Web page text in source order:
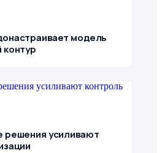
модель
усиливают